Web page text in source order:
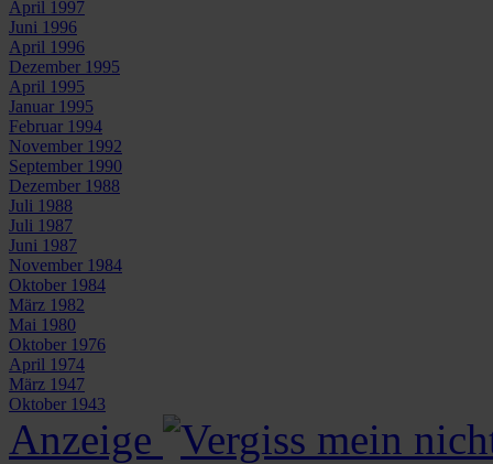
April 1997
Juni 1996
April 1996
Dezember 1995
April 1995
Januar 1995
Februar 1994
November 1992
September 1990
Dezember 1988
Juli 1988
Juli 1987
Juni 1987
November 1984
Oktober 1984
März 1982
Mai 1980
Oktober 1976
April 1974
März 1947
Oktober 1943
Anzeige